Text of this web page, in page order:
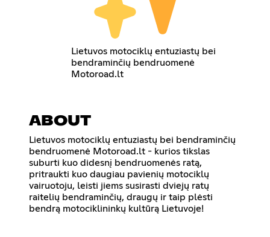
Lietuvos motociklų entuziastų bei
bendraminčių bendruomenė
Motoroad.lt
ABOUT
Lietuvos motociklų entuziastų bei bendraminčių
bendruomenė Motoroad.lt - kurios tikslas
suburti kuo didesnį bendruomenės ratą,
pritraukti kuo daugiau pavienių motociklų
vairuotoju, leisti jiems susirasti dviejų ratų
raitelių bendraminčių, draugų ir taip plėsti
bendrą motociklininkų kultūrą Lietuvoje!